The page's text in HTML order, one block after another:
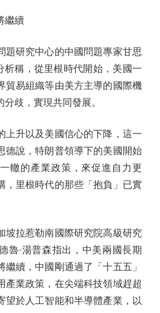
續
研究中心的中國問題專家甘思
析稱，從里根時代開始，美國一
貿易組織等由美方主導的國際機
歧，實現共同發展。
升以及美國信心的下降，這一
德說，特朗普領導下的美國開始
轍的產業政策，來促進自力更
，里根時代的那些「抱負」已實
拉惹勒南國際研究院高級研究
魯·湯普森指出，中美兩國長期
續，中國剛通過了「十五五」
產業政策，在尖端科技領域趕超
望於人工智能和半導體產業，以